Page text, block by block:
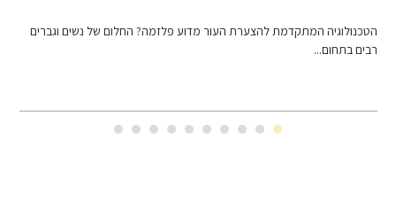
מתברר שככל שמתקדם מדע היופי במחקריו כך אפשר להתמודד עם...